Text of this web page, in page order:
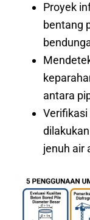
Proyek
bentang
antara
jenuh air